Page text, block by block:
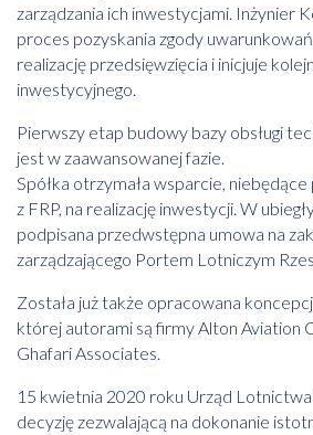
zarządzania ich inwestycjami. Inżynier
proces pozyskania zgody
realizację przedsięwzięcia i inicjuje
inwestycyjnego.
Pierwszy etap budowy bazy obsługi
jest w zaawansowanej fazie.
Spółka otrzymała wsparcie,
z FRP, na realizację inwestycji. W
podpisana przedwstępna umowa na
zarządzającego Portem Lotniczym
Została już także opracowana
której autorami są firmy Alton Aviation
Ghafari Associates.
15 kwietnia 2020 roku Urząd
decyzję zezwalającą na dokonanie